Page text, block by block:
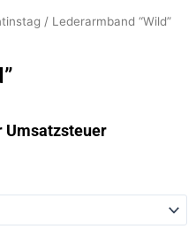
/ Lederarmband “Wild”
Umsatzsteuer